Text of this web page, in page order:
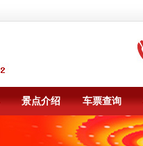
景点介绍 车票查询